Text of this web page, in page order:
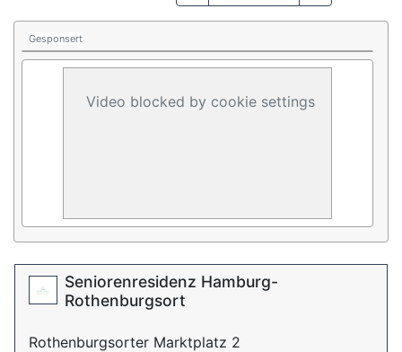
Gesponsert
Video blocked by cookie settings
Seniorenresidenz Hamburg-
Rothenburgsort
Rothenburgsorter Marktplatz 2